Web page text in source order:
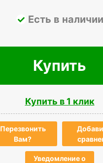
Есть в наличии
Купить
Купить в 1 клик
Перезвонить
Вам?
Уведомление о